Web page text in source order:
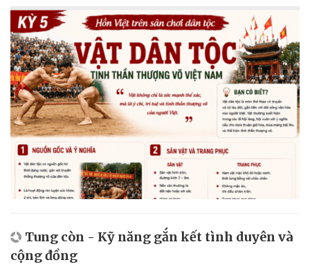
Tung còn - Kỹ năng gắn kết tình duyên và
cộng đồng